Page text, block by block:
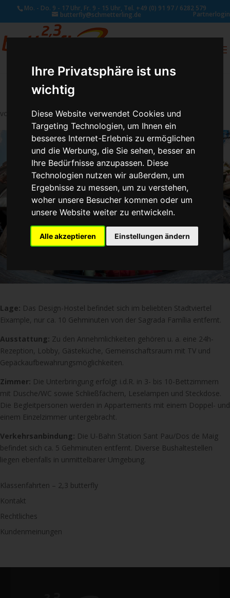
Ihre Privatsphäre ist uns
wichtig
Diese Website verwendet Cookies und
Targeting Technologien, um Ihnen ein
besseres Internet-Erlebnis zu ermöglichen
und die Werbung, die Sie sehen, besser an
Ihre Bedürfnisse anzupassen. Diese
Technologien nutzen wir außerdem, um
Ergebnisse zu messen, um zu verstehen,
woher unsere Besucher kommen oder um
unsere Website weiter zu entwickeln.
Alle akzeptieren Einstellungen ändern
Mo. - Do. 9 - 17 Uhr, Fr. 9 - 15 Uhr, Tel. +49 (0) 91 97 / 6282 579
butterfly@schmetterling.de Partnerlogin
von Schmetterling Administrator|Juli 26, 2017
Lage: Das Design-Hostel befindet sich im beliebten Stadtviertel
Eixample, nur ca. 10 Gehminuten von der Sagrada Família entfernt.
Ausstattung: Zu den Annehmlichkeiten gehören u. a. eine 24h-
Rezeption, Lobby, Gästeküche, Gemeinschaftsraum mit TV und
Gepäckaufbewahrungsmöglichkeiten.
Zimmer: Die Unterbringung erfolgt i.d.R. in 3- bis 10-Bettzimmern
mit Dusche/WC sowie Schließfächern, Leselampen und Steckdose.
Die Begleitpersonen werden in Appartements mit einem Doppel- und
einem Einzelzimmer untergebracht.
Verkehrsanbindung: Die U-Bahn Station Sant Pau/Dos de Maig
befindet sich ca. 5 Gehminuten entfernt. Diverse Bushaltestellen
liegen ebenfalls in unmittelbarer Umgebung.
Klassenfahrten – 2,3 butterfly
Kontakt
Rechtliches
Kundenmeinungen